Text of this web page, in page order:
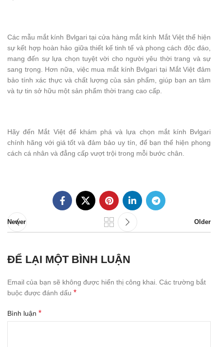
Các mẫu mắt kính Bvlgari tại cửa hàng mắt kính Mắt Việt thể hiện
sự kết hợp hoàn hảo giữa thiết kế tinh tế và phong cách độc đáo,
mang đến sự lựa chọn tuyệt vời cho người yêu thời trang và sự
sang trọng. Hơn nữa, việc mua mắt kính Bvlgari tại Mắt Việt đảm
bảo tính xác thực và chất lượng của sản phẩm, giúp bạn an tâm
và tự tin sở hữu một sản phẩm thời trang cao cấp.
Hãy đến Mắt Việt để khám phá và lựa chọn mắt kính Bvlgari
chính hãng với giá tốt và đảm bảo uy tín, để bạn thể hiện phong
cách cá nhân và đẳng cấp vượt trội trong mỗi bước chân.
Newer Older
ĐỂ LẠI MỘT BÌNH LUẬN
Email của bạn sẽ không được hiển thị công khai. Các trường bắt
buộc được đánh dấu *
Bình luận *